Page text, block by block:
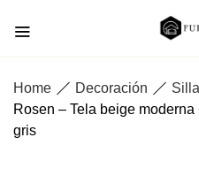
Home Decoración
Rosen – Tela beige
gris